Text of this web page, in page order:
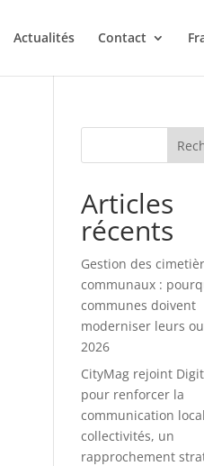
Actualités Contact
Articles
récents
Gestion des
communaux :
communes doivent
moderniser leurs
2026
CityMag rejoint
pour renforcer la
communication
collectivités, un
rapprochement